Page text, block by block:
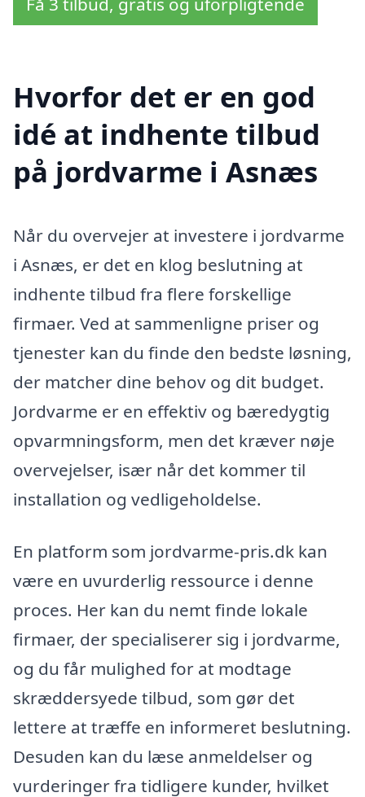
Hvorfor det er en god
idé at indhente tilbud
på jordvarme i Asnæs
Når du overvejer at investere i jordvarme
i Asnæs, er det en klog beslutning at
indhente tilbud fra flere forskellige
firmaer. Ved at sammenligne priser og
tjenester kan du finde den bedste løsning,
der matcher dine behov og dit budget.
Jordvarme er en effektiv og bæredygtig
opvarmningsform, men det kræver nøje
overvejelser, især når det kommer til
installation og vedligeholdelse.
En platform som jordvarme-pris.dk kan
være en uvurderlig ressource i denne
proces. Her kan du nemt finde lokale
firmaer, der specialiserer sig i jordvarme,
og du får mulighed for at modtage
skræddersyede tilbud, som gør det
lettere at træffe en informeret beslutning.
Desuden kan du læse anmeldelser og
vurderinger fra tidligere kunder, hvilket